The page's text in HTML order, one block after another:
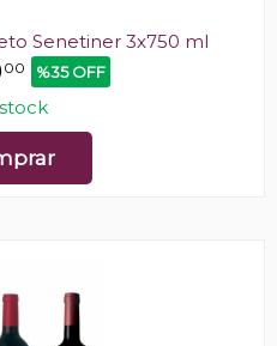
Senetiner 3x750 ml
00 %35 OFF